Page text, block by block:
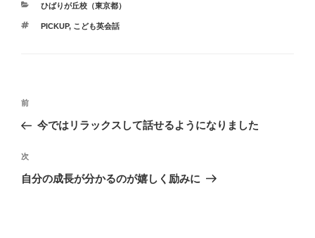
カ
ゴ
ひばりが丘校（東京都）
タ
PICKUP, こども英会話
投
ナ
ビ
ゲ
過
去
投
稿
前
今ではリラックスして話せるようになりました
次
の
次
自分の成長が分かるのが嬉しく励みに